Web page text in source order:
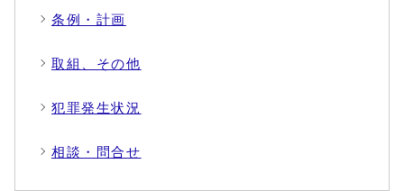
条例・計画
取組、その他
犯罪発生状況
相談・問合せ